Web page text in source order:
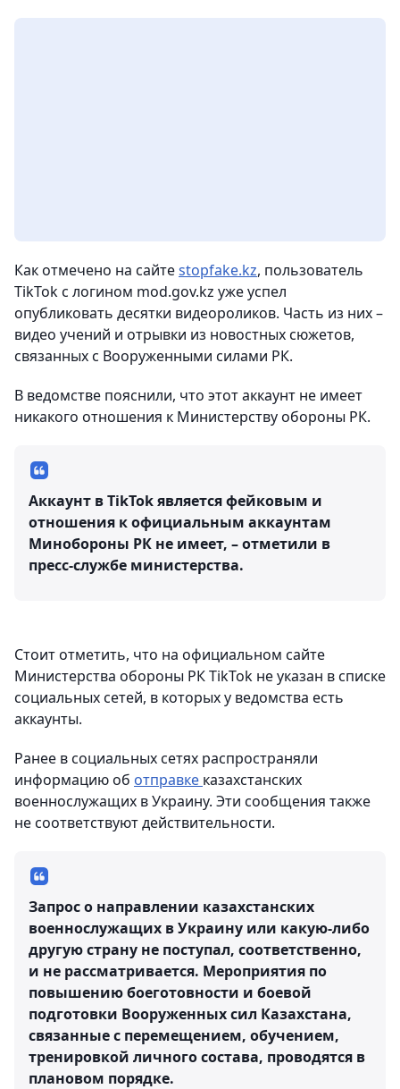
Как отмечено на сайтеstopfake.kz, пользователь
TikTok с логином mod.gov.kz уже успел
опубликовать десятки видеороликов. Часть из них –
видео учений и отрывки из новостных сюжетов,
связанных с Вооруженными силами РК.
В ведомстве пояснили, что этот аккаунт не имеет
никакого отношения к Министерству обороны РК.
Аккаунт в TikTok является фейковым и
отношения к официальным аккаунтам
Минобороны РК не имеет, – отметили в
пресс-службе министерства.
Стоит отметить, что на официальном сайте
Министерства обороны РК TikTok не указан в списке
социальных сетей, в которых у ведомства есть
аккаунты.
Ранее в социальных сетях распространяли
информацию об отправке казахстанских
военнослужащих в Украину. Эти сообщения также
не соответствуют действительности.
Запрос о направлении казахстанских
военнослужащих в Украину или какую-либо
другую страну не поступал, соответственно,
и не рассматривается. Мероприятия по
повышению боеготовности и боевой
подготовки Вооруженных сил Казахстана,
связанные с перемещением, обучением,
тренировкой личного состава, проводятся в
плановом порядке.